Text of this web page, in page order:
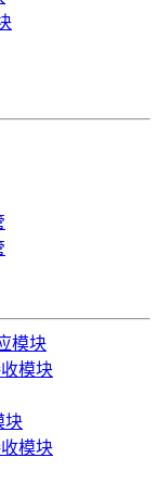
模块
模块
块
模块